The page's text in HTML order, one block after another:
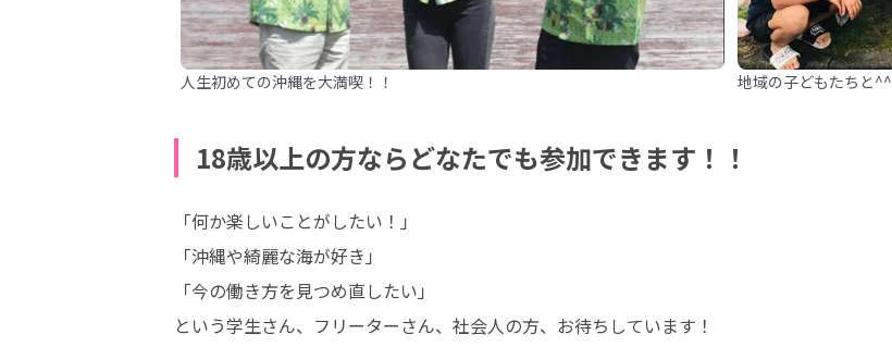
人生初めての沖縄を大満喫！！ 地域の子どもたちと^^
18歳以上の方ならどなたでも参加できます！！
「何か楽しいことがしたい！」
「沖縄や綺麗な海が好き」
「今の働き方を見つめ直したい」
という学生さん、フリーターさん、社会人の方、お待ちしています！